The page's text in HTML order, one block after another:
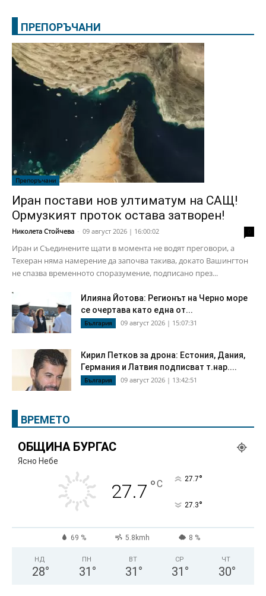
ПРЕПОРЪЧАНИ
Препоръчани
Иран постави нов ултиматум на САЩ!
Ормузкият проток остава затворен!
Николета Стойчева - 09 август 2026 | 16:00:02
Иран и Съединените щати в момента не водят преговори, а
Техеран няма намерение да започва такива, докато Вашингтон
не спазва временното споразумение, подписано през...
Илияна Йотова: Регионът на Черно море
се очертава като една от...
България 09 август 2026 | 15:07:31
Кирил Петков за дрона: Естония, Дания,
Германия и Латвия подписват т.нар....
България 09 август 2026 | 13:42:51
ВРЕМЕТО
ОБЩИНА БУРГАС
Ясно Небе
27.7 °C 27.7°
27.3°
69 % 5.8kmh 8 %
НД
28°
ПН
31 °
ВТ
31 °
СР
31 °
ЧТ
30°